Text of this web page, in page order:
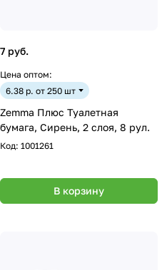
7 руб.
Цена оптом:
6.38 р. от 250 шт
Zemma Плюс Туалетная
бумага, Сирень, 2 слоя, 8 рул.
Код: 1001261
В корзину